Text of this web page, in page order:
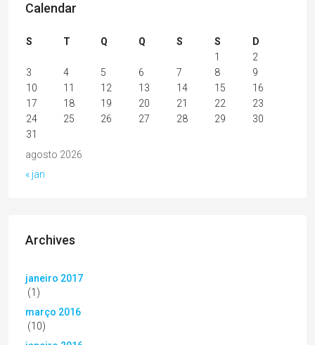
Calendar
agosto 2026
S T Q Q S S
D
1
2
3
4 5 6 7 8
9
10
11 12 13 14 15
16
17
18 19 20 21 22
23
24
25 26 27 28 29
30
31
« jan
Archives
janeiro 2017
(1)
março 2016
(10)